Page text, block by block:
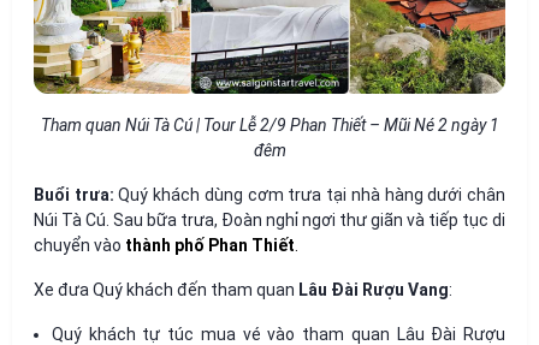
Tham quan Núi Tà Cú | Tour Lễ 2/9 Phan Thiết – Mũi Né 2 ngày 1
đêm
Buổi trưa: Quý khách dùng cơm trưa tại nhà hàng dưới chân
Núi Tà Cú. Sau bữa trưa, Đoàn nghỉ ngơi thư giãn và tiếp tục di
chuyển vào thành phố Phan Thiết
Xe đưa Quý khách đến tham quan Lâu Đài Rượu Vang:
Quý khách tự túc mua vé vào tham quan Lâu Đài Rượu